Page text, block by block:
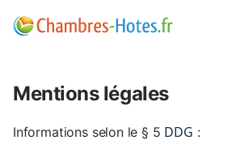
Mentions légales
Informations selon le § 5 DDG :